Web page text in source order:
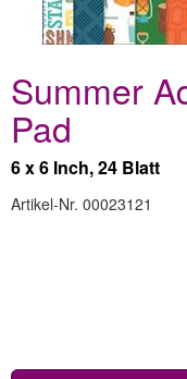
Summer
Pad
6 x 6 Inch, 24 Blatt
Artikel-Nr. 00023121